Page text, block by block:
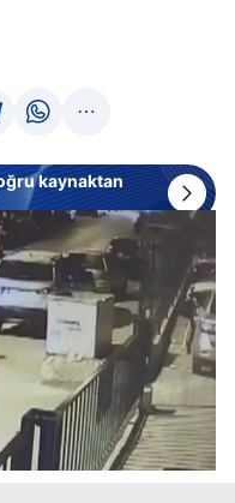
kaynaktan